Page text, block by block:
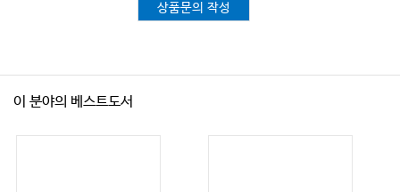
용종과 분자생물학적 발생기전 419 / 원인과 위험 인자 420 / 일차예방 423 /
상품문의 작성
이 분야의 베스트도서